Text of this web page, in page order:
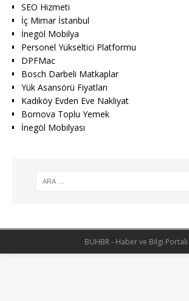
SEO Hizmeti
İç Mimar İstanbul
İnegöl Mobilya
Personel Yükseltici Platformu
DPFMac
Bosch Darbeli Matkaplar
Yük Asansörü Fiyatları
Kadıköy Evden Eve Nakliyat
Bornova Toplu Yemek
İnegöl Mobilyası
BUHBR - Haber ve Bilgi Portalı